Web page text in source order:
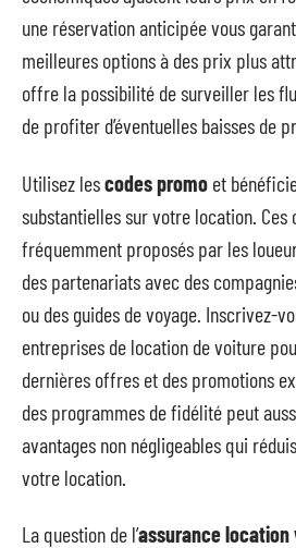
une réservation anticipée vous
meilleures options à des prix plus
offre la possibilité de surveiller les
de profiter d’éventuelles baisses de
Utilisez lescodes promo et
substantielles sur votre location. Ces
fréquemment proposés par les
des partenariats avec des
ou des guides de voyage. Inscrivez-
entreprises de location de voiture
dernières offres et des promotions
des programmes de fidélité peut
avantages non négligeables qui
votre location.
La question de l’assurance